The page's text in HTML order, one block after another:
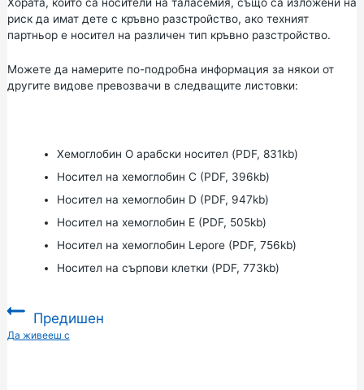
Хората, които са носители на таласемия, също са изложени на
риск да имат дете с кръвно разстройство, ако техният
партньор е носител на различен тип кръвно разстройство.
Можете да намерите по-подробна информация за някои от
другите видове превозвачи в следващите листовки:
Хемоглобин O арабски носител (PDF, 831kb)
Носител на хемоглобин С (PDF, 396kb)
Носител на хемоглобин D (PDF, 947kb)
Носител на хемоглобин Е (PDF, 505kb)
Носител на хемоглобин Lepore (PDF, 756kb)
Носител на сърпови клетки (PDF, 773kb)
Предишен
:Да живееш с